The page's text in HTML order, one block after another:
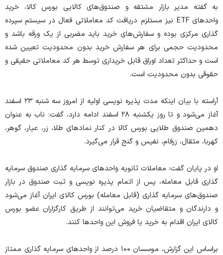
به گفته مدیر بازار مشتقه و صندوق‌های کالایی بورس کالا، خرید
واحد‌های ETF نیز مستلزم دریافت کد معاملاتی فعال در سیستم سپرده
گذاری مرکزی بوده و سفارش‌های خرید باید مضربی از یک ورقه باشد و
محدودیت حجمی برای هر سفارش خرید بدون محدودیت تعیین شده
است و حداکثر تعداد اوراق قابل خریداری توسط هر کد معاملاتی حقیقی و
حقوقی بدون محدودیت است.
آراسته با بیان اینکه مدت پذیره نویسی اولیه از امروز سه شنبه ۲۳ اسفند
آغاز می‌شود و تا روز یکشنبه ۲۸ اسفند ادامه دارد، گفت: ناب به عنوان
دهمین صندوق طلایی بورس کالا در کنار نماد‌های طلا، زر، عیار، گوهر،
کهربا، مثقال، زرفام، نفیس و گنج قرار می‌گیرد.
او در پایان گفت: معاملات ثانویه واحد‌های سرمایه گذاری صندوق سرمایه
گذاری قابل معامله، پس از اتمام پذیره نویسی و ثبت صندوق در بازار
صندوق‌های سرمایه گذاری (قابل معامله) بورس کالای ایران آغاز می‌شود
و دارندگان و متقاضیان خرید می‌توانند از طریق کارگزاران عضو بورس
کالای ایران اقدام به خرید یا فروش این واحد‌ها کنند.
براساس این گزارش، موسسان ۱۰۰ درصد از واحد‌های سرمایه گذاری ممتاز